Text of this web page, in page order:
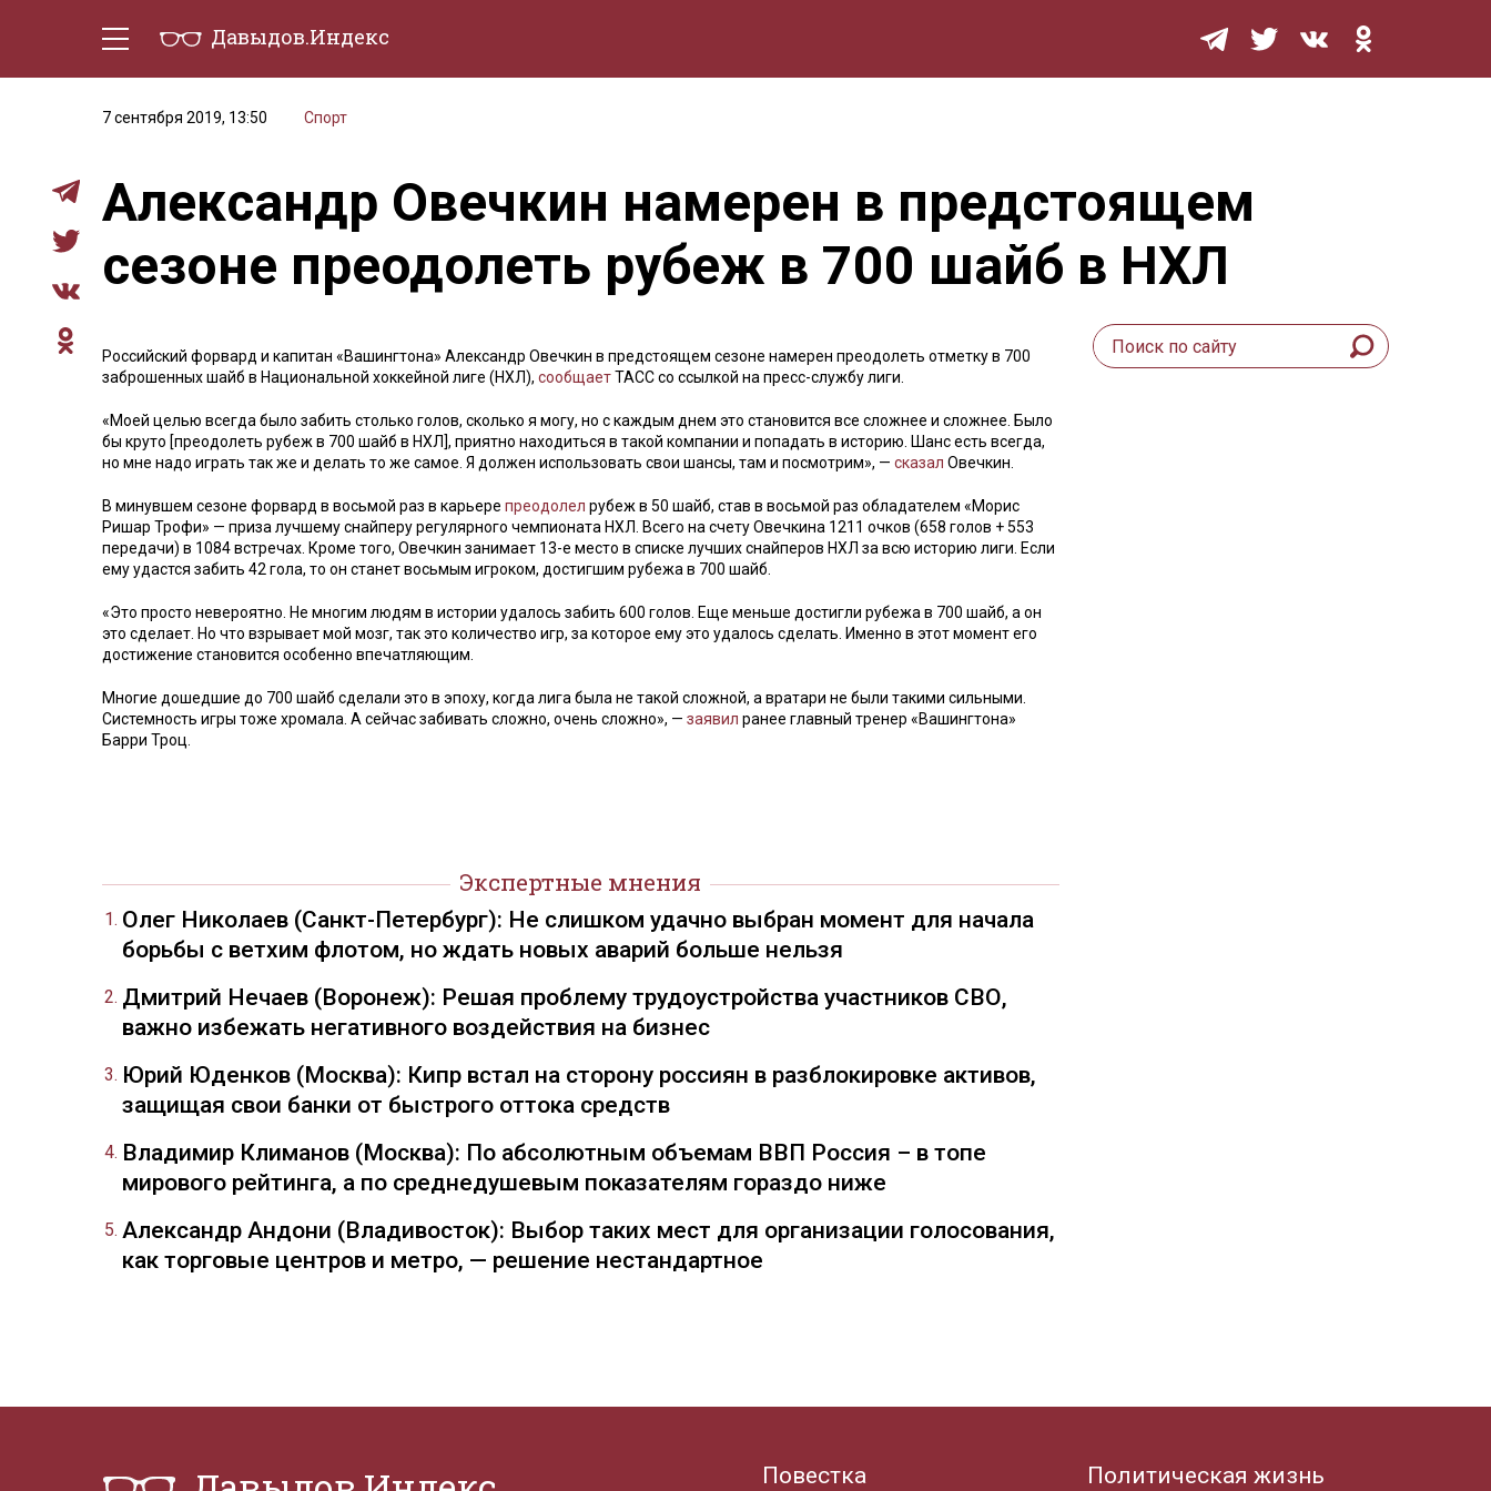
Давыдов.Индекс
7 сентября 2019, 13:50
Спорт
Александр Овечкин намерен в предстоящем
сезоне преодолеть рубеж в 700 шайб в НХЛ
Российский форвард и капитан «Вашингтона» Александр Овечкин в предстоящем сезоне намерен преодолеть отметку в 700
заброшенных шайб в Национальной хоккейной лиге (НХЛ), сообщаетТАСС со ссылкой на пресс-службу лиги.
«Моей целью всегда было забить столько голов, сколько я могу, но с каждым днем это становится все сложнее и сложнее. Было
бы круто [преодолеть рубеж в 700 шайб в НХЛ], приятно находиться в такой компании и попадать в историю. Шанс есть всегда,
но мне надо играть так же и делать то же самое. Я должен использовать свои шансы, там и посмотрим», — сказал Овечкин.
В минувшем сезоне форвард в восьмой раз в карьере преодолел рубеж в 50 шайб, став в восьмой раз обладателем «Морис
Ришар Трофи» — приза лучшему снайперу регулярного чемпионата НХЛ. Всего на счету Овечкина 1211 очков (658 голов + 553
передачи) в 1084 встречах. Кроме того, Овечкин занимает 13-е место в списке лучших снайперов НХЛ за всю историю лиги. Если
ему удастся забить 42 гола, то он станет восьмым игроком, достигшим рубежа в 700 шайб.
«Это просто невероятно. Не многим людям в истории удалось забить 600 голов. Еще меньше достигли рубежа в 700 шайб, а он
это сделает. Но что взрывает мой мозг, так это количество игр, за которое ему это удалось сделать. Именно в этот момент его
достижение становится особенно впечатляющим.
Многие дошедшие до 700 шайб сделали это в эпоху, когда лига была не такой сложной, а вратари не были такими сильными.
Системность игры тоже хромала. А сейчас забивать сложно, очень сложно», — заявил ранее главный тренер «Вашингтона»
Барри Троц.
Экспертные мнения
Олег Николаев (Санкт-Петербург): Не слишком удачно выбран момент для начала
борьбы с ветхим флотом, но ждать новых аварий больше нельзя
Дмитрий Нечаев (Воронеж): Решая проблему трудоустройства участников СВО,
важно избежать негативного воздействия на бизнес
Юрий Юденков (Москва): Кипр встал на сторону россиян в разблокировке активов,
защищая свои банки от быстрого оттока средств
Владимир Климанов (Москва): По абсолютным объемам ВВП Россия – в топе
мирового рейтинга, а по среднедушевым показателям гораздо ниже
Александр Андони (Владивосток): Выбор таких мест для организации голосования,
как торговые центров и метро, — решение нестандартное
Повестка Политическая жизнь